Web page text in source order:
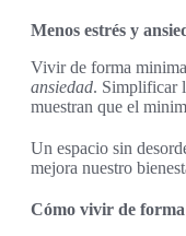
Menos estrés y
Vivir de forma
ansiedad. Simplificar
muestran que el
Un espacio sin
mejora nuestro
Cómo vivir de